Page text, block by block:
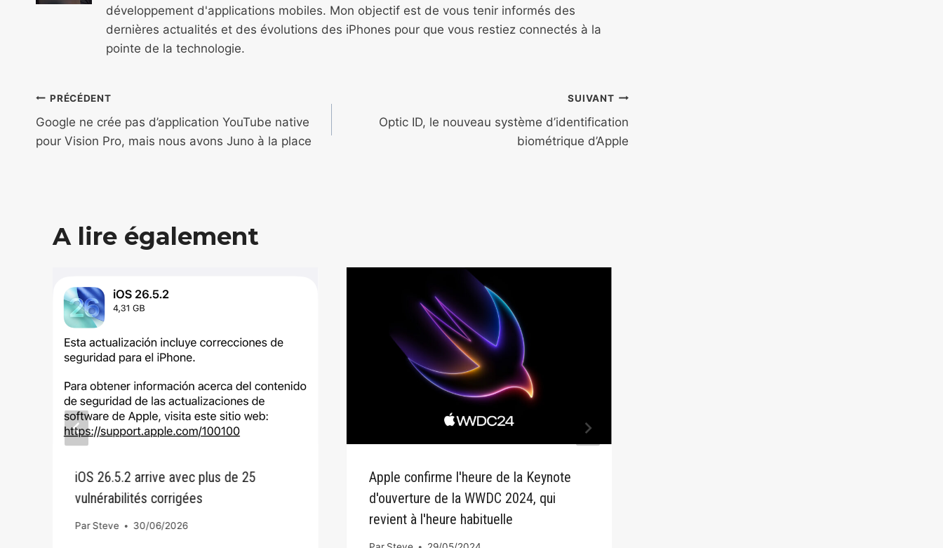
développement d'applications mobiles. Mon objectif est de vous tenir informés des
dernières actualités et des évolutions des iPhones pour que vous restiez connectés à la
pointe de la technologie.
Navigation
de
l’article
PRÉCÉDENT
Google ne crée pas d’application YouTube native
pour Vision Pro, mais nous avons Juno à la place
SUIVANT
Optic ID, le nouveau système d’identification
biométrique d’Apple
A lire également
iOS 26.5.2 arrive avec plus de 25
vulnérabilités corrigées
ParSteve 30/06/2026
Apple confirme l'heure de la Keynote
d'ouverture de la WWDC 2024, qui
revient à l'heure habituelle